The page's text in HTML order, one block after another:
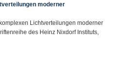
moderner
Lichtverteilungen moderner
des Heinz Nixdorf Instituts,